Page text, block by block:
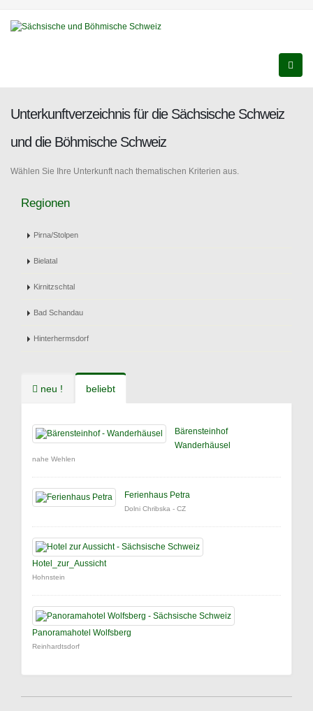
Unterkunftverzeichnis für die Sächsische Schweiz
und die Böhmische Schweiz
Wählen Sie Ihre Unterkunft nach thematischen Kriterien aus.
Regionen
Pirna/Stolpen
Bielatal
Kirnitzschtal
Bad Schandau
Hinterhermsdorf
neu ! beliebt
Bärensteinhof
Wanderhäusel
nahe Wehlen
Ferienhaus Petra
Dolni Chribska - CZ
Hotel_zur_Aussicht
Hohnstein
Panoramahotel Wolfsberg
Reinhardtsdorf